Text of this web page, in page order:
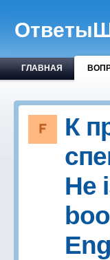
ГЛАВНАЯ
К
He